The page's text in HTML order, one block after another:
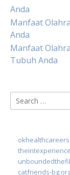
Anda
Manfaat
Anda
Manfaat
Tubuh Anda
Search
for:
catfriends-